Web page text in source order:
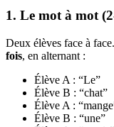
1. Le mot à mot
Deux élèves face à
fois, en alternant :
Élève A : “Le”
Élève B : “chat”
Élève A :
Élève B : “une”